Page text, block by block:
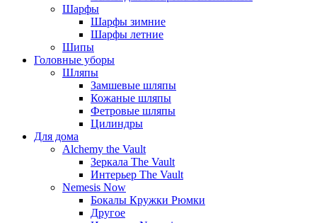
Шарфы
Шарфы зимние
Шарфы летние
Шипы
Головные уборы
Шляпы
Замшевые шляпы
Кожаные шляпы
Фетровые шляпы
Цилиндры
Для дома
Alchemy the Vault
Зеркала The Vault
Интерьер The Vault
Nemesis Now
Бокалы Кружки Рюмки
Другое